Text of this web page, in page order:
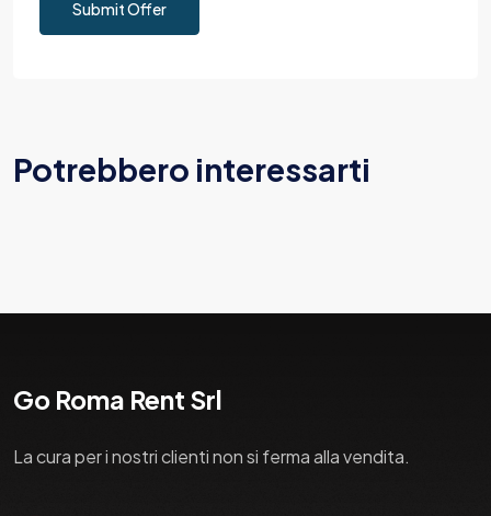
Submit Offer
Potrebbero interessarti
Go Roma Rent Srl
La cura per i nostri clienti non si ferma alla vendita.